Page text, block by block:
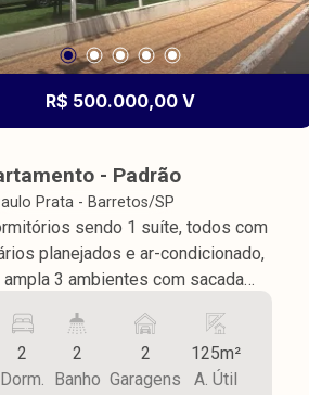
R$ 500.000,00 V
- Padrão
Prata - Barretos/SP
sendo 1 suíte, todos com
planejados e ar-condicionado,
ampla 3 ambientes com sacada
com armários planejados,
armários, piso porcelanato, 2
de garagem, área útil de 125,38
2
Dorm.
2
Banho
2
Garagens
125m²
A. Útil